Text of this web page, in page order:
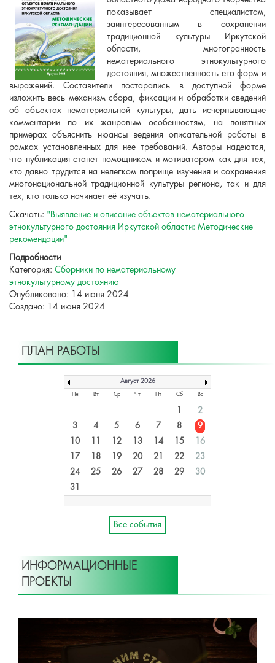
показывает специалистам,
заинтересованным в сохранении
традиционной культуры Иркутской
области, многогранность
нематериального этнокультурного
достояния, множественность его форм и
выражений. Составители постарались в доступной форме
изложить весь механизм сбора, фиксации и обработки сведений
об объектах нематериальной культуры, дать исчерпывающие
комментарии по их жанровым особенностям, на понятных
примерах объяснить нюансы ведения описательной работы в
рамках установленных для нее требований. Авторы надеются,
что публикация станет помощником и мотиватором как для тех,
кто давно трудится на нелегком поприще изучения и сохранения
многонациональной традиционной культуры региона, так и для
тех, кто только начинает её изучать.
Скачать: "Выявление и описание объектов нематериального
этнокультурного достояния Иркутской области: Методические
рекомендации"
Подробности
Категория: Сборники по нематериальному
этнокультурному достоянию
Опубликовано: 14 июня 2024
Создано: 14 июня 2024
ПЛАН РАБОТЫ
Август 2026
Пн Вт Ср Чт Пт Сб Вс
1
2
3
4 5 6 7 8
9
10
11 12 13 14 15
16
17
18 19 20 21 22
23
24
25 26 27 28 29
30
31
Все события
ИНФОРМАЦИОННЫЕ
ПРОЕКТЫ